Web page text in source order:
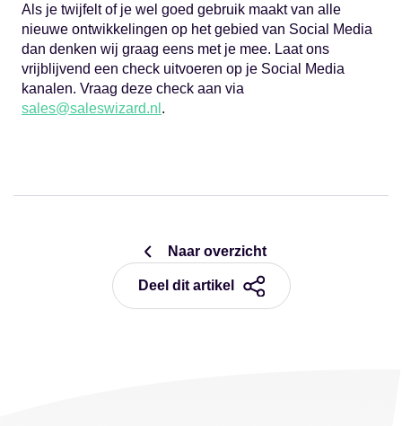
Als je twijfelt of je wel goed gebruik maakt van alle
nieuwe ontwikkelingen op het gebied van Social Media
dan denken wij graag eens met je mee. Laat ons
vrijblijvend een check uitvoeren op je Social Media
kanalen. Vraag deze check aan via
sales@saleswizard.nl .
Naar overzicht
Deel dit artikel